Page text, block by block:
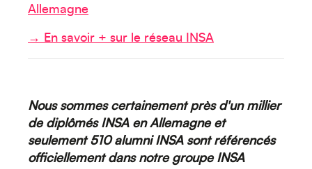
Allemagne
→ En savoir + sur le réseau INSA
Nous sommes certainement près d'un millier
de diplômés INSA en Allemagne et
seulement 510 alumni INSA sont référencés
officiellement dans notre groupe INSA
Créez votre événement